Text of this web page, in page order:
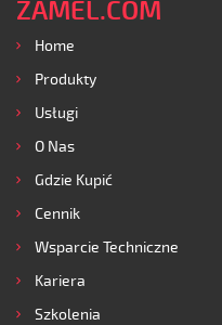
ZAMEL.COM
Home
Produkty
Usługi
O Nas
Gdzie Kupić
Cennik
Wsparcie Techniczne
Kariera
Szkolenia